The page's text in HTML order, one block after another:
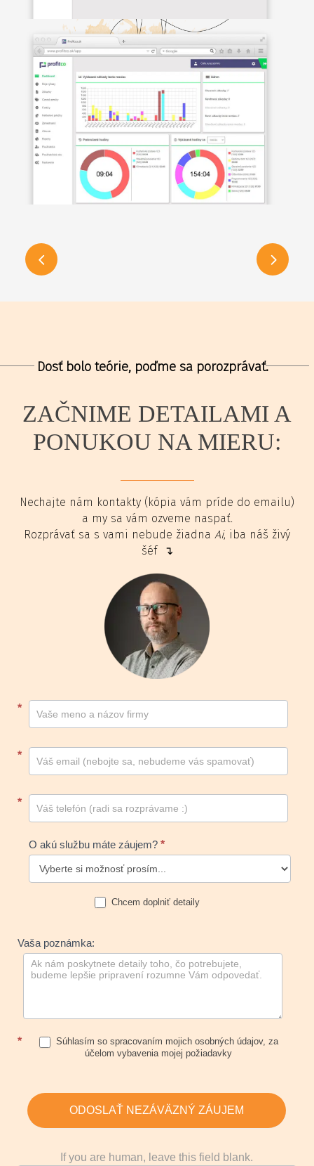
Dosť bolo teórie, poďme sa porozprávať.
ZAČNIME DETAILAMI A
PONUKOU NA MIERU:
Nechajte nám kontakty (kópia vám príde do emailu)
a my sa vám ozveme naspať.
Rozprávať sa s vami nebude žiadna Ai, iba náš živý
šéf ↴
Kontakt
footer
*
*
*
O akú službu máte záujem? *
Chcem doplniť detaily
Vaša poznámka:
*
Súhlasím so spracovaním mojich osobných údajov, za
účelom vybavenia mojej požiadavky
ODOSLAŤ NEZÁVÄZNÝ ZÁUJEM
If you are human, leave this field blank.